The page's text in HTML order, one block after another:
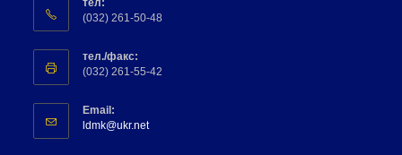
тел:
(032) 261-50-48
тел./факс:
(032) 261-55-42
Email:
ldmk@ukr.net